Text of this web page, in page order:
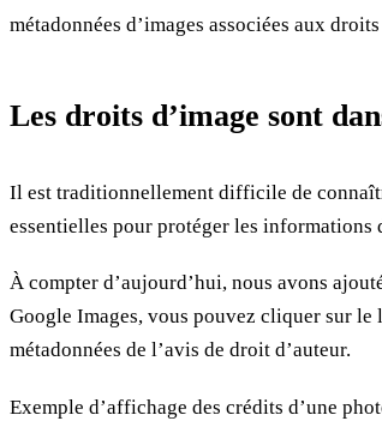
métadonnées d’images associées aux
Les droits d’image sont
Il est traditionnellement difficile de
essentielles pour protéger les
À compter d’aujourd’hui, nous avons
Google Images, vous pouvez cliquer sur le
métadonnées de l’avis de droit d’auteur.
Exemple d’affichage des crédits d’une